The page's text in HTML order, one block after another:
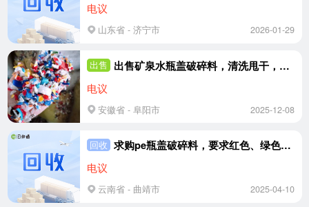
电议
山东省 - 济宁市 2026-01-29
出售 出售矿泉水瓶盖破碎料，清洗甩干，月供100吨左右
电议
安徽省 - 阜阳市 2025-12-08
回收 求购pe瓶盖破碎料，要求红色、绿色，各种颜色30吨
电议
云南省 - 曲靖市 2025-04-10